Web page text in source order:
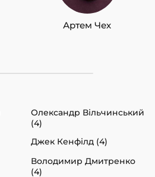
Артем Чех
Олександр Вільчинський
(4)
Джек Кенфілд (4)
Володимир Дмитренко
(4)